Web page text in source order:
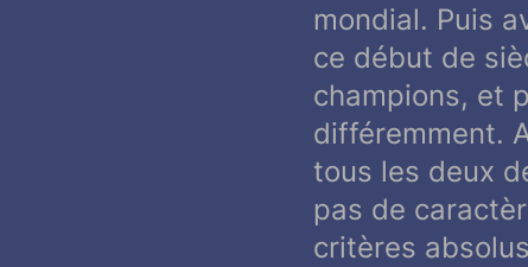
mondial. Puis
ce début de
champions, et
différemment.
tous les deux
pas de
critères